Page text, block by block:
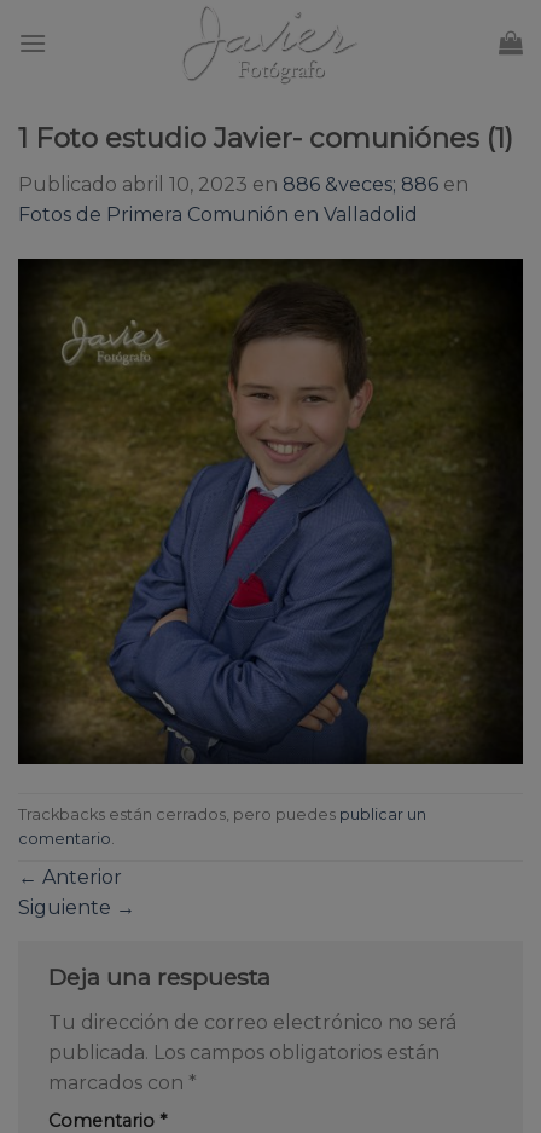
1 Foto estudio Javier- comuniónes (1)
Publicado abril 10, 2023 en 886 &veces; 886 en
Fotos de Primera Comunión en Valladolid
Trackbacks están cerrados, pero puedes publicar un
comentario
← Anterior
Siguiente →
Deja una respuesta
Tu dirección de correo electrónico no será
publicada. Los campos obligatorios están
marcados con *
Comentario *